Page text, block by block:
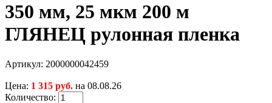
350 мм, 25 мкм 200 м
ГЛЯНЕЦ рулонная пленка
Артикул: 2000000042459
Цена: 1 315 руб. на 08.08.26
Количество: